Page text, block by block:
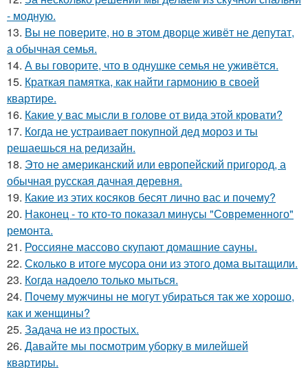
- модную.
13. Вы не поверите, но в этом дворце живёт не депутат,
а обычная семья.
14. А вы говорите, что в однушке семья не уживётся.
15. Краткая памятка, как найти гармонию в своей
квартире.
16. Какие у вас мысли в голове от вида этой кровати?
17. Когда не устраивает покупной дед мороз и ты
решаешься на редизайн.
18. Это не американский или европейский пригород, а
обычная русская дачная деревня.
19. Какие из этих косяков бесят лично вас и почему?
20. Наконец - то кто-то показал минусы "Современного"
ремонта.
21. Россияне массово скупают домашние сауны.
22. Сколько в итоге мусора они из этого дома вытащили.
23. Когда надоело только мыться.
24. Почему мужчины не могут убираться так же хорошо,
как и женщины?
25. Задача не из простых.
26. Давайте мы посмотрим уборку в милейшей
квартиры.